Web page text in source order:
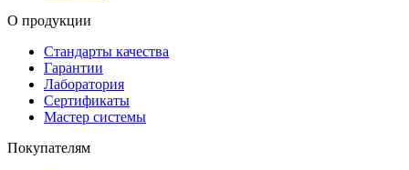
О продукции
Стандарты качества
Гарантии
Лаборатория
Сертификаты
Мастер системы
Покупателям